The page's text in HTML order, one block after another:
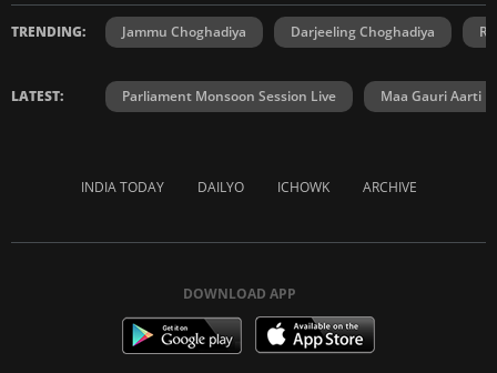
TRENDING: Jammu Choghadiya Darjeeling Choghadiya
LATEST: Parliament Monsoon Session Live Maa Gauri Aarti
INDIA TODAY DAILYO ICHOWK ARCHIVE
DOWNLOAD APP